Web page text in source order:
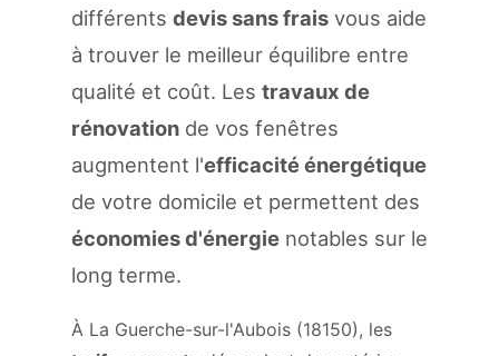
différents devis sans frais vous aide
à trouver le meilleur équilibre entre
qualité et coût. Les travaux de
rénovation de vos fenêtres
augmentent l'efficacité énergétique
de votre domicile et permettent des
économies d'énergie notables sur le
long terme.
À La Guerche-sur-l'Aubois (18150), les